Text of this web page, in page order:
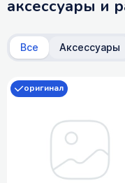
аксессуары и
Все Аксессуары
оригинал